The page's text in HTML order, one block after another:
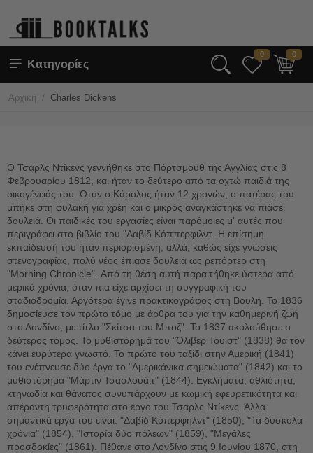
Κατηγορίες
0 0
Αρχική / Charles Dickens
Ο Τσαρλς Ντίκενς γεννήθηκε στο Πόρτσμουθ της Αγγλίας στις 8
Φεβρουαρίου 1812, και ήταν το δεύτερο από τα οχτώ παιδιά της
οικογένειάς του. Όταν ο Κάρολος ήταν 12 χρονών, ο πατέρας του
μπήκε στη φυλακή για χρέη και ο μικρός αναγκάστηκε να πιάσει
δουλειά. Οι παιδικές του εργασίες είναι παρόμοιες μ' αυτές που
περιγράφει στο βιβλίο του "Δαβίδ Κόππερφιλντ. Η επίσημη
εκπαίδευσή του ήταν περιορισμένη, αλλά, καθώς είχε γνώσεις
στενογραφίας, πολύ νέος έπιασε δουλειά ως ρεπόρτερ στη
"Morning Chronicle". Από τη θέση αυτή παραιτήθηκε ύστερα από
μερικά χρόνια, όταν πια είχε αρχίσει τη συγγραφική του
σταδιοδρομία. Αργότερα έγινε πρακτικογράφος στη Βουλή. Το 1836
δημοσίευσε τον πρώτο τόμο με άρθρα του για την καθημερινή ζωή
στο Λονδίνο, με τίτλο "Σκίτσα του Μποζ". Το 1837 ακολούθησε ο
δεύτερος τόμος. Το μυθιστόρημά του "Όλιβερ Τουίστ" (1838) θα τον
κάνει ευρύτερα γνωστό. Το πρώτο του ταξίδι στην Αμερική (1841)
του ενέπνευσε δύο έργα το "Αμερικάνικα σημειώματα" (1842) και το
μυθιστόρημα "Μάρτιν Τσασλουάιτ" (1844). Εγκλήματα, αθλιότητα,
κτηνωδία και θάνατος συνυπάρχουν με κωμική εφευρετικότητα και
απέραντη τρυφερότητα στο έργο του Τσαρλς Ντίκενς. Άλλα
σημαντικά έργα του είναι: "Δαβίδ Κόπερφηλντ" (1850), "Τα δύσκολα
χρόνια" (1854), "Ιστορία δύο πόλεων" (1859), "Μεγάλες
προσδοκίες" (1861). Πέθανε στο Λονδίνο στις 9 Ιουνίου 1870, στη